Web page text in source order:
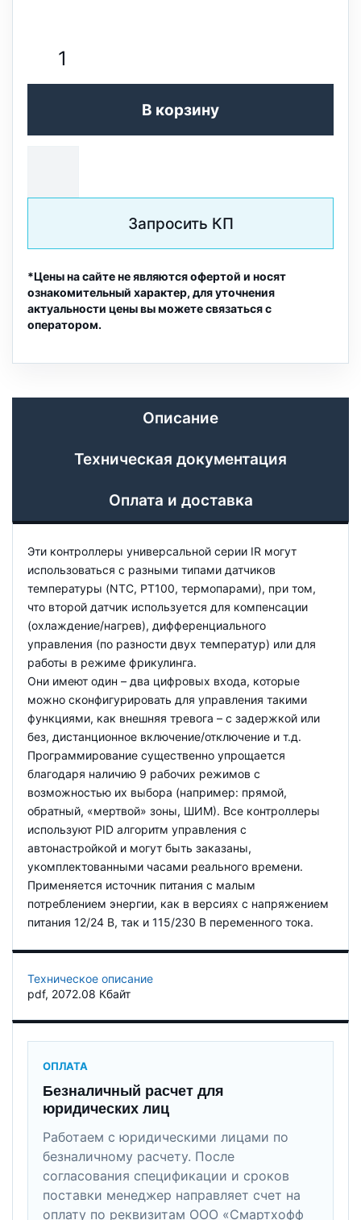
В корзину
Запросить КП
*Цены на сайте не являются офертой и носят
ознакомительный характер, для уточнения
актуальности цены вы можете связаться с
оператором.
Описание
Техническая документация
Оплата и доставка
Эти контроллеры универсальной серии IR могут
использоваться с разными типами датчиков
температуры (NTC, PT100, термопарами), при том,
что второй датчик используется для компенсации
(охлаждение/нагрев), дифференциального
управления (по разности двух температур) или для
работы в режиме фрикулинга.
Они имеют один – два цифровых входа, которые
можно сконфигурировать для управления такими
функциями, как внешняя тревога – с задержкой или
без, дистанционное включение/отключение и т.д.
Программирование существенно упрощается
благодаря наличию 9 рабочих режимов с
возможностью их выбора (например: прямой,
обратный, «мертвой» зоны, ШИМ). Все контроллеры
используют PID алгоритм управления с
автонастройкой и могут быть заказаны,
укомплектованными часами реального времени.
Применяется источник питания с малым
потреблением энергии, как в версиях с напряжением
питания 12/24 В, так и 115/230 В переменного тока.
Техническое описание
pdf, 2072.08 Кбайт
ОПЛАТА
Безналичный расчет для
юридических лиц
Работаем с юридическими лицами по
безналичному расчету. После
согласования спецификации и сроков
поставки менеджер направляет счет на
оплату по реквизитам ООО «Смартхофф